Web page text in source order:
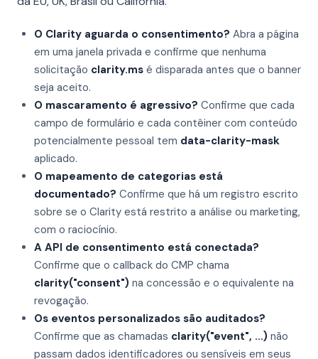
O Clarity aguarda o consentimento? Abra a página
em uma janela privada e confirme que nenhuma
solicitação clarity.ms é disparada antes que o banner
seja aceito.
O mascaramento é agressivo? Confirme que cada
campo de formulário e cada contêiner com conteúdo
potencialmente pessoal tem data-clarity-mask
aplicado.
O mapeamento de categorias está
documentado? Confirme que há um registro escrito
sobre se o Clarity está restrito a análise ou marketing,
com o raciocínio.
A API de consentimento está conectada?
Confirme que o callback do CMP chama
clarity("consent") na concessão e o equivalente na
revogação.
Os eventos personalizados são auditados?
Confirme que as chamadas clarity("event", ...) não
passam dados identificadores ou sensíveis em seus